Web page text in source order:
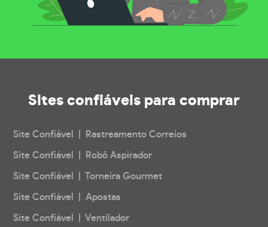
Sites confiáveis para comprar
Site Confiável | Rastreamento Correios
Site Confiável | Robô Aspirador
Site Confiável | Torneira Gourmet
Site Confiável | Apostas
Site Confiável | Ventilador